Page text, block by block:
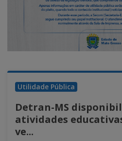
Utilidade Pública
Detran-MS
atividades
ve...